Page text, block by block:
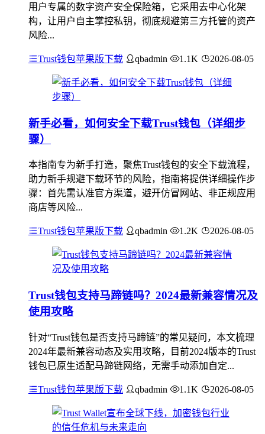
用户专属的数字资产安全保险箱，它采用去中心化架
构，让用户自主掌控私钥，彻底规避第三方托管的资产
风险...
Trust钱包苹果版下载 qbadmin 1.1K 2026-08-05
新手必看，如何安全下载Trust钱包（详细步
骤）
本指南专为新手打造，聚焦Trust钱包的安全下载流程，
助力新手规避下载环节的风险，指南将提供详细操作步
骤：首先需认准官方渠道，避开仿冒网站、非正规应用
商店等风险...
Trust钱包苹果版下载 qbadmin 1.2K 2026-08-05
Trust钱包支持马蹄链吗？2024最新兼容情况及
使用攻略
针对“Trust钱包是否支持马蹄链”的常见疑问，本文梳理
2024年最新兼容动态及实用攻略，目前2024版本的Trust
钱包已原生适配马蹄链网络，无需手动添加自定...
Trust钱包苹果版下载 qbadmin 1.1K 2026-08-05